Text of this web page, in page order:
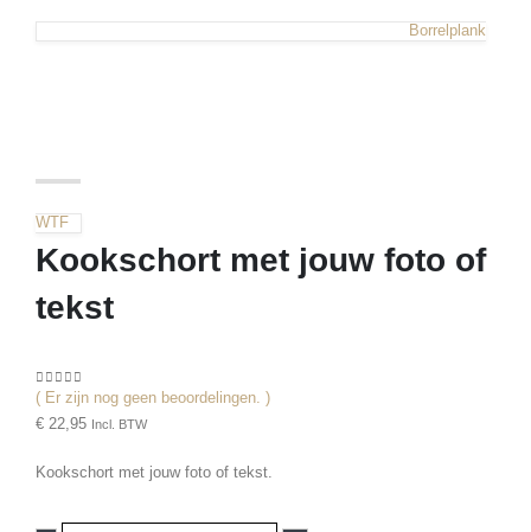
Borrelplank
WTF
Kookschort met jouw foto of
tekst
0 out of 5
( Er zijn nog geen beoordelingen. )
€ 22,95 Incl. BTW
Kookschort met jouw foto of tekst.